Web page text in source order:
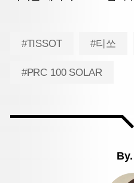
#TISSOT #티쏘
#PRC 100 SOLAR
By.